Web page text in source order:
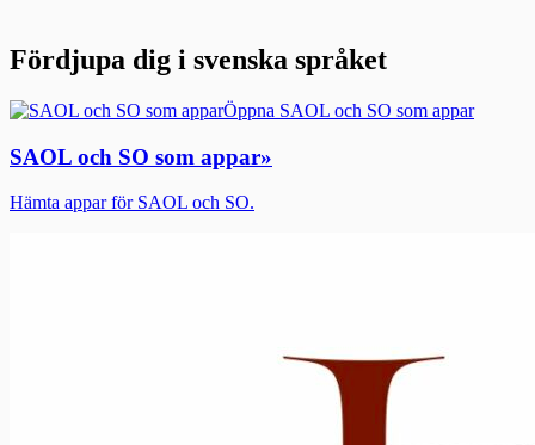
Fördjupa dig i svenska språket
Öppna SAOL och SO som appar
SAOL och SO som appar»
Hämta appar för SAOL och SO.